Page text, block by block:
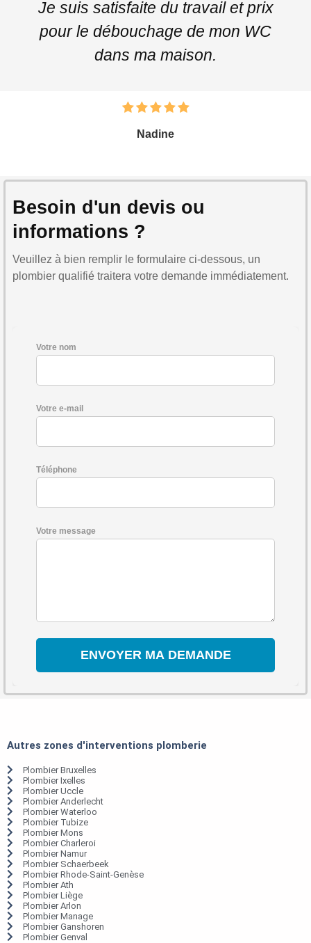
Je suis satisfaite du travail et prix
pour le débouchage de mon WC
dans ma maison.
Nadine
Besoin d'un devis ou
informations ?
Veuillez à bien remplir le formulaire ci-dessous, un
plombier qualifié traitera votre demande immédiatement.
Votre nom
Votre e-mail
Téléphone
Votre message
Autres zones d'interventions plomberie
Plombier Bruxelles
Plombier Ixelles
Plombier Uccle
Plombier Anderlecht
Plombier Waterloo
Plombier Tubize
Plombier Mons
Plombier Charleroi
Plombier Namur
Plombier Schaerbeek
Plombier Rhode-Saint-Genèse
Plombier Ath
Plombier Liège
Plombier Arlon
Plombier Manage
Plombier Ganshoren
Plombier Genval